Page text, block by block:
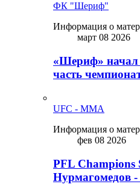
ФК "Шериф"
Информация о
март 08 2026
«Шериф» начал
часть
UFC - MMA
Информация о
фев 08 2026
PFL Champions
Нурмагомедов